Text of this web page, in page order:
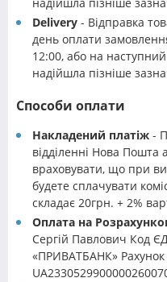
Delivery - Відправка
день оплати
12:00, або на
надійшла пізніше
Способи оплати
Накладений платіж -
відділенні Нова
враховувати, що при
будете сплачувати
складає 20грн. + 2%
Оплата на
Сергій Павлович Код
«ПРИВАТБАНК» Рахунок